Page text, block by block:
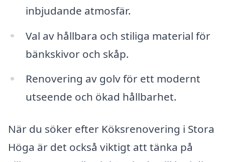
inbjudande atmosfär.
Val av hållbara och stiliga material för
bänkskivor och skåp.
Renovering av golv för ett modernt
utseende och ökad hållbarhet.
När du söker efter Köksrenovering i Stora
Höga är det också viktigt att tänka på